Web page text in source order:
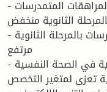
- مستوي الصحة النفسية لدي المراهقات المتمدرسات
الثانوية منخفض
- مستوي التنمر لدي المراهقات المتمدرسات بالمرحلة الثانوية
مرتفع
- لا توجد فروق ذات دلالة إحصائية في الصحة النفسية
تعزى لمتغير التخصص